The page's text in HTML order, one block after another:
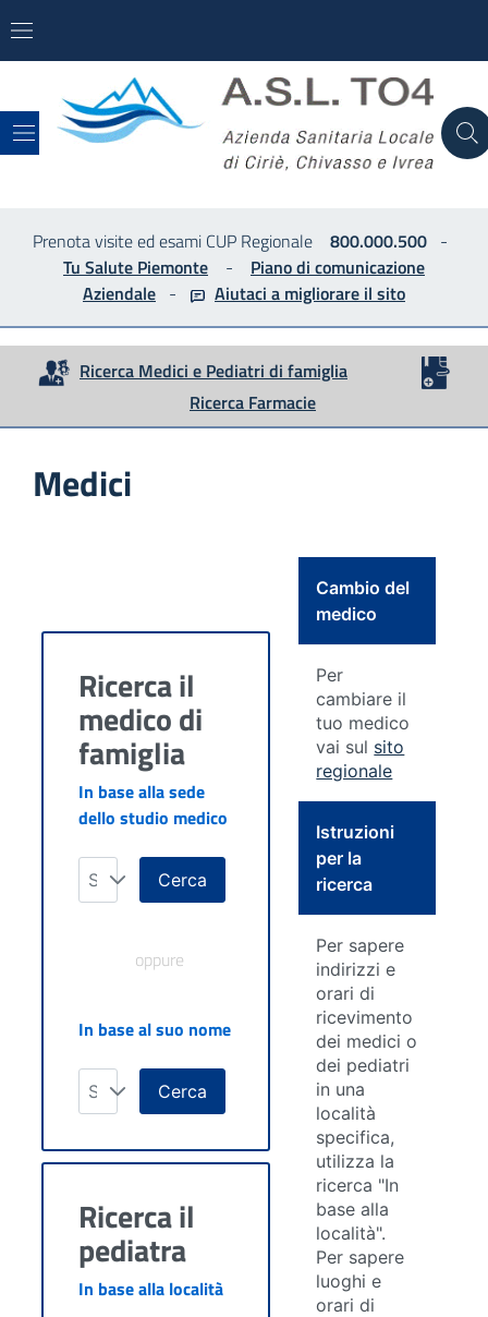
Prenota visite ed esami CUP Regionale 800.000.500-
Tu Salute Piemonte - Piano di comunicazione
Aziendale - Aiutaci a migliorare il sito
Ricerca Medici e Pediatri di famiglia
Ricerca Farmacie
Medici
Ricerca il
medico di
famiglia
In base alla sede
dello studio medico
SelezionaCerca
oppure
In base al suo nome
SelezionaCerca
Ricerca il
pediatra
In base alla località
Cambio del
medico
Per
cambiare il
tuo medico
vai sul sito
regionale
Istruzioni
per la
ricerca
Per sapere
indirizzi e
orari di
ricevimento
dei medici o
dei pediatri
in una
località
specifica,
utilizza la
ricerca "In
base alla
località".
Per sapere
luoghi e
orari di